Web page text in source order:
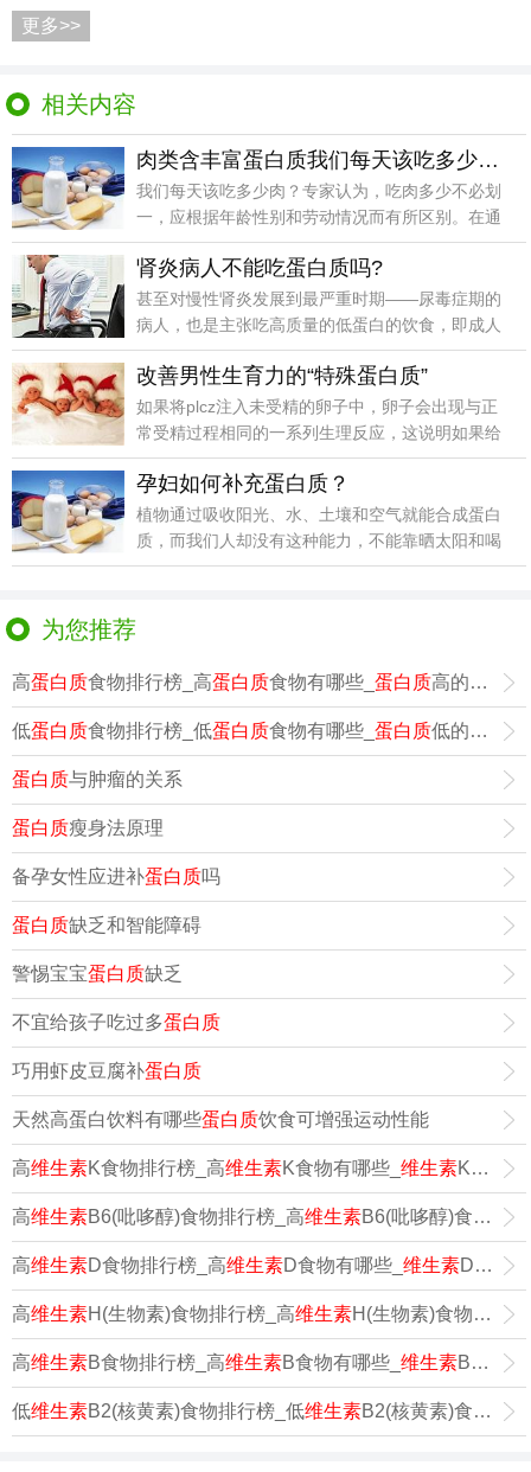
更多>>
相关内容
肉类含丰富蛋白质我们每天该吃多少肉？
我们每天该吃多少肉？专家认为，吃肉多少不必划
一，应根据年龄性别和劳动情况而有所区别。在通
常情况下，每
肾炎病人不能吃蛋白质吗?
甚至对慢性肾炎发展到最严重时期——尿毒症期的
病人，也是主张吃高质量的低蛋白的饮食，即成人
每日蛋白质不
改善男性生育力的“特殊蛋白质”
如果将plcz注入未受精的卵子中，卵子会出现与正
常受精过程相同的一系列生理反应，这说明如果给
存在相应
孕妇如何补充蛋白质？
植物通过吸收阳光、水、土壤和空气就能合成蛋白
质，而我们人却没有这种能力，不能靠晒太阳和喝
水来维持生命
为您推荐
高蛋白质食物排行榜_高蛋白质食物有哪些_ 蛋白质高的食物
低蛋白质食物排行榜_低蛋白质食物有哪些_ 蛋白质低的食物
蛋白质与肿瘤的关系
蛋白质瘦身法原理
备孕女性应进补蛋白质吗
蛋白质缺乏和智能障碍
警惕宝宝蛋白质缺乏
不宜给孩子吃过多蛋白质
巧用虾皮豆腐补蛋白质
天然高蛋白饮料有哪些蛋白质饮食可增强运动性能
高维生素K食物排行榜_高维生素K食物有哪些_ 维生素K高的食物
高维生素B6(吡哆醇)食物排行榜_高维生素B6(吡哆醇)食物有哪些_
高维生素D食物排行榜_高维生素D食物有哪些_ 维生素D高的食物
高维生素H(生物素)食物排行榜_高维生素H(生物素)食物有哪些_
高维生素B食物排行榜_高维生素B食物有哪些_ 维生素B高的食物
低维生素B2(核黄素)食物排行榜_低维生素B2(核黄素)食物有哪些_